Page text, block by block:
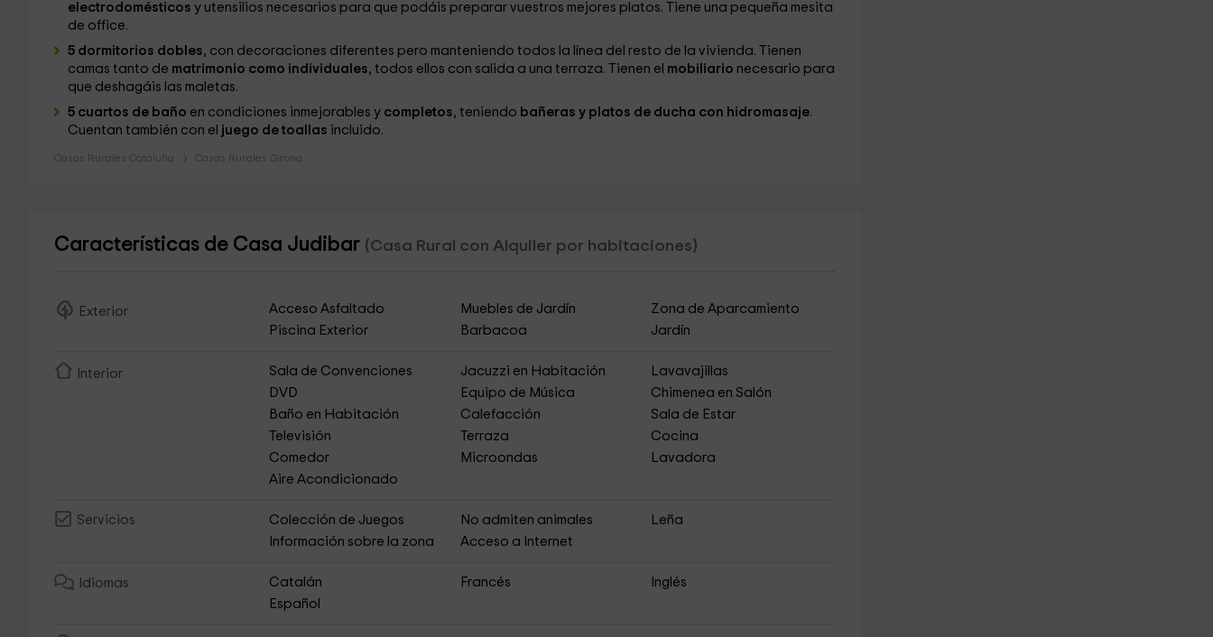
electrodomésticos y utensilios necesarios para que podáis preparar vuestros mejores platos. Tiene una pequeña mesita
de office.
5 dormitorios dobles, con decoraciones diferentes pero manteniendo todos la línea del resto de la vivienda. Tienen
camas tanto de matrimonio como individuales, todos ellos con salida a una terraza. Tienen el mobiliario necesario para
que deshagáis las maletas.
5 cuartos de baño en condiciones inmejorables y completos, teniendo bañeras y platos de ducha con hidromasaje.
Cuentan también con el juego de toallas incluido.
Casas Rurales Cataluña Casas Rurales Girona
Características de Casa Judibar (Casa Rural con Alquiler por habitaciones)
Exterior Acceso Asfaltado Muebles de Jardín
Zona de Aparcamiento
Piscina Exterior
Barbacoa Jardín
Interior Sala de Convenciones Jacuzzi en Habitación
Lavavajillas
DVD
Equipo de Música
Chimenea en Salón
Baño en Habitación
Calefacción
Sala de Estar
Televisión
Terraza
Cocina
Comedor
Microondas
Lavadora
Aire Acondicionado
Servicios Colección de Juegos No admiten animales
Leña
Información sobre la zona
Acceso a Internet
Idiomas Catalán Francés
Inglés
Español